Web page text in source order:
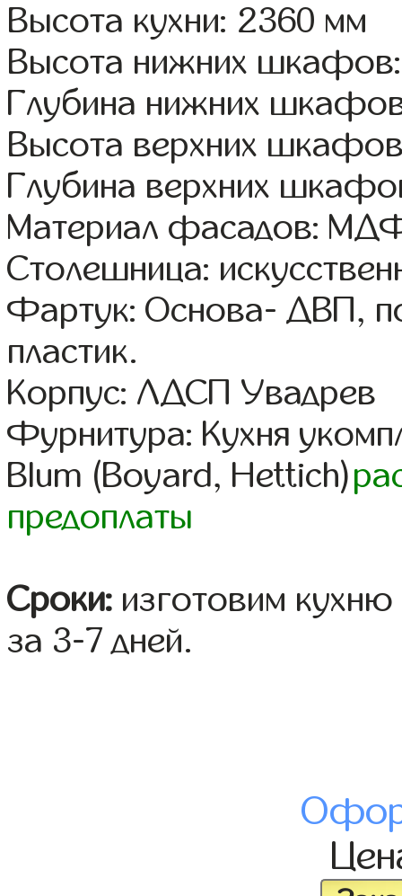
Высота кухни: 2360 мм
Высота нижних
Глубина нижних
Высота верхних
Глубина верхних
Материал фасадов:
Столешница:
Фартук: Основа- ДВП,
пластик.
Корпус: ЛДСП Увадрев
Фурнитура: Кухня
Blum (Boyard, Hettich)
предоплаты
Сроки: изготовим
за 3-7 дней.